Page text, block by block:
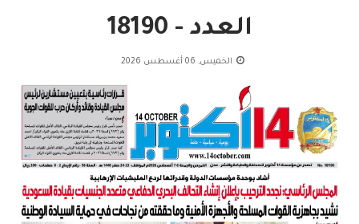
العدد - 18190
الخميس, 06 أغسطس 2026